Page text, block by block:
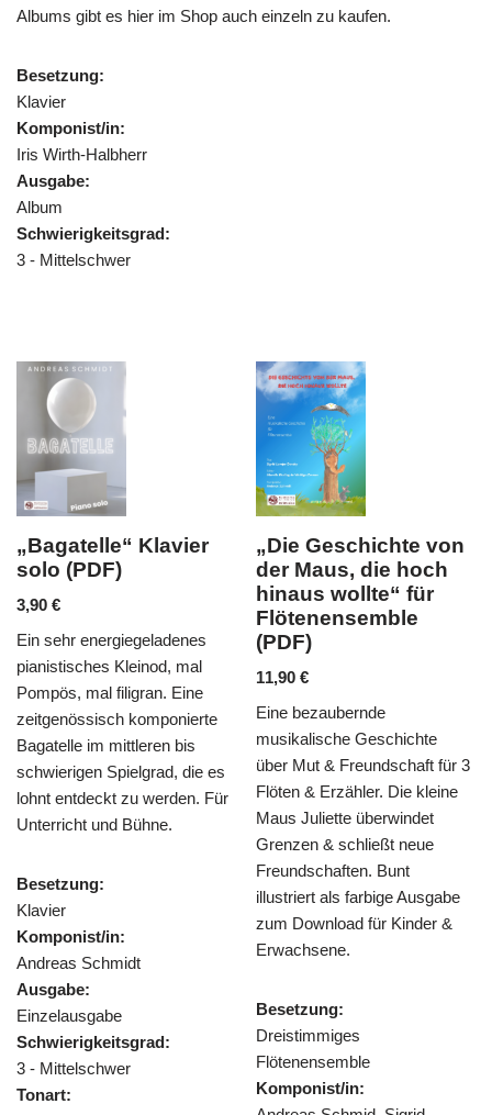
Albums gibt es hier im Shop auch einzeln zu kaufen.
Besetzung:
Klavier
Komponist/in:
Iris Wirth-Halbherr
Ausgabe:
Album
Schwierigkeitsgrad:
3 - Mittelschwer
„Die Geschichte von
der Maus, die hoch
hinaus wollte“ für
Flötenensemble
(PDF)
11,90€
Eine bezaubernde
musikalische Geschichte
über Mut & Freundschaft für 3
Flöten & Erzähler. Die kleine
Maus Juliette überwindet
illustriert als farbige Ausgabe
Erwachsene.
Besetzung:
Dreistimmiges
Flötenensemble
Komponist/in:
„Abschied vom
Walde“ für 2 Flöten
und Klavier (PDF)
6,90€
ursprünglich für Chor
komponiert, findet sich hier
stimmungsvolles als Trio für 2
Flöten & Klavier wieder. Im
Arrangement von Heinz
Reichert wird die Melodie wird
kunstvoll variiert und virtuos
verziert.
Besetzung:
Trio für 2 Flöten und Klavier
Heinz Reichert
Ausgabe:
Einzelausgabe
Schwierigkeitsgrad: